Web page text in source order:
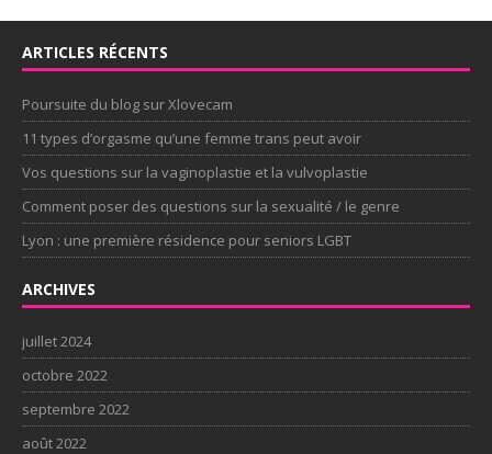
ARTICLES RÉCENTS
Poursuite du blog sur Xlovecam
11 types d’orgasme qu’une femme trans peut avoir
Vos questions sur la vaginoplastie et la vulvoplastie
Comment poser des questions sur la sexualité / le genre
Lyon : une première résidence pour seniors LGBT
ARCHIVES
juillet 2024
octobre 2022
septembre 2022
août 2022